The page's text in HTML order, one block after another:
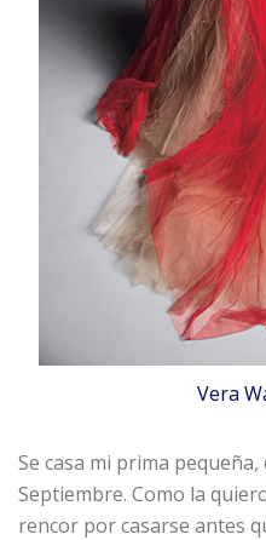
Vera
Se casa mi prima
Septiembre. Como la
rencor por casarse antes